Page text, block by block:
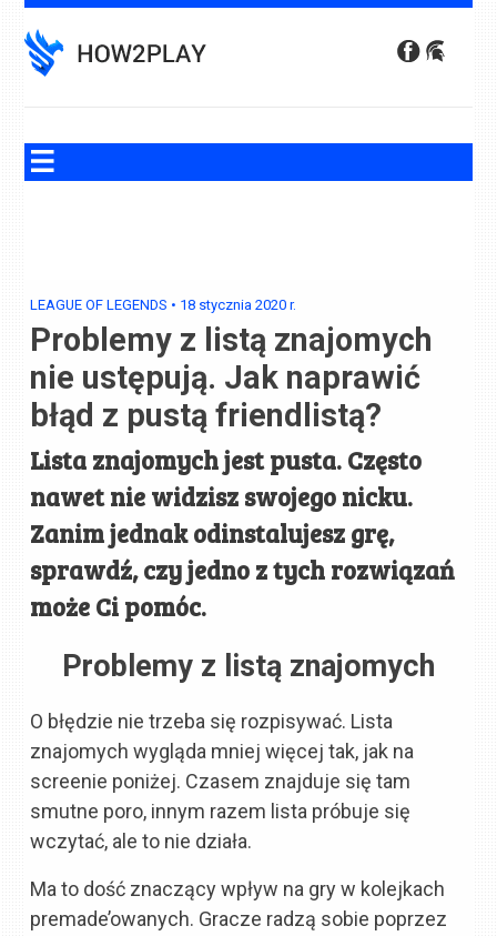
to
content
LEAGUE OF LEGENDS • 18 stycznia 2020 r.
Problemy z listą znajomych
nie ustępują. Jak naprawić
błąd z pustą friendlistą?
Lista znajomych jest pusta. Często
nawet nie widzisz swojego nicku.
Zanim jednak odinstalujesz grę,
sprawdź, czy jedno z tych rozwiązań
może Ci pomóc.
Problemy z listą znajomych
O błędzie nie trzeba się rozpisywać. Lista
znajomych wygląda mniej więcej tak, jak na
screenie poniżej. Czasem znajduje się tam
smutne poro, innym razem lista próbuje się
wczytać, ale to nie działa.
Ma to dość znaczący wpływ na gry w kolejkach
premade’owanych. Gracze radzą sobie poprzez